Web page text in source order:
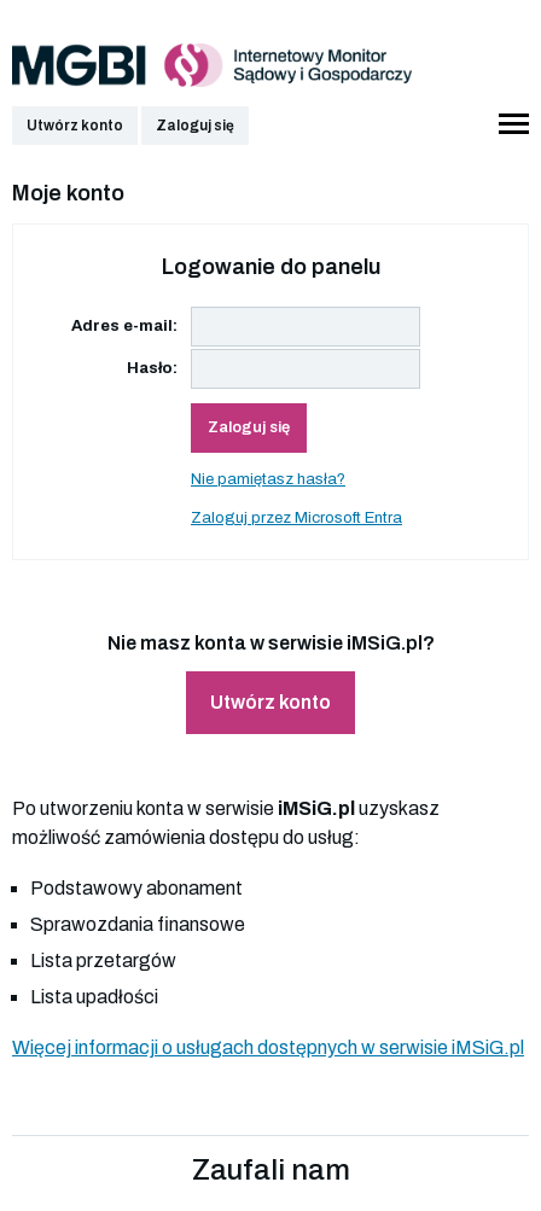
Utwórz konto Zaloguj się
Moje konto
Logowanie do panelu
Adres e-mail:
Hasło:
Zaloguj się
Nie pamiętasz hasła?
Zaloguj przez Microsoft Entra
Nie masz konta w serwisie iMSiG.pl?
Utwórz konto
Po utworzeniu konta w serwisie iMSiG.pl uzyskasz
możliwość zamówienia dostępu do usług:
Podstawowy abonament
Sprawozdania finansowe
Lista przetargów
Lista upadłości
Więcej informacji o usługach dostępnych w serwisie iMSiG.pl
Zaufali nam